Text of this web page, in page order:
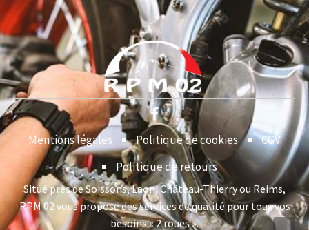
Mentions légales Politique de cookies
CGV
Politique de retours
Situé près de Soissons, Laon, Château-Thierry ou Reims,
RPM 02 vous propose des services de qualité pour tous vos
besoins « 2 roues ».